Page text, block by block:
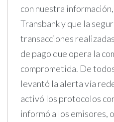
con nuestra
Transbank y que la
transacciones
de pago que opera la
comprometida. De
levantó la alerta vía
activó los protocolos
informó a los emisores,